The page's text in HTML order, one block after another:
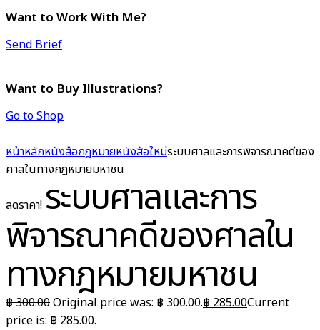
Want to Work With Me?
Send Brief
Want to Buy Illustrations?
Go to Shop
หน้าหลักหนังสือกฎหมายหนังสือใหม่ระบบศาลและการพิจารณาคดีของ
ศาลในทางกฎหมายมหาชน
ลดราคา! ระบบศาลและการ
พิจารณาคดีของศาลใน
ทางกฎหมายมหาชน
฿300.00Original price was: ฿ 300.00.฿ 285.00Current
price is: ฿ 285.00.